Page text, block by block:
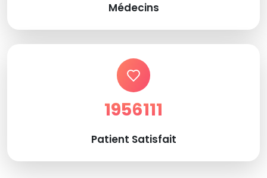
Médecins
1956111
Patient Satisfait